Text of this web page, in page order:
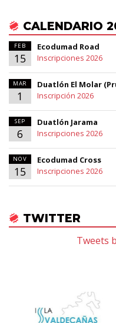
CALENDARIO
FEB
15
Ecodumad Road
Inscripciones 2026
MAR
1
Duatlón El Molar
Inscripción 2026
SEP
6
Duatlón Jarama
Inscripciones 2026
NOV
15
Ecodumad Cross
Inscripciones 2026
TWITTER
Tweets